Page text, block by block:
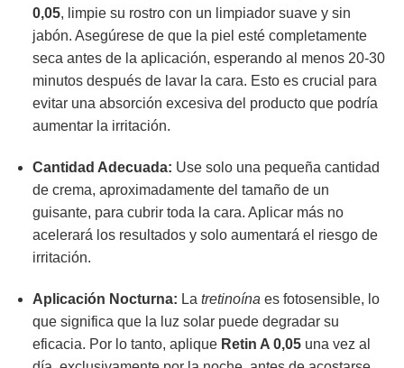
0,05, limpie su rostro con un limpiador suave y sin
jabón. Asegúrese de que la piel esté completamente
seca antes de la aplicación, esperando al menos 20-30
minutos después de lavar la cara. Esto es crucial para
evitar una absorción excesiva del producto que podría
aumentar la irritación.
Cantidad Adecuada: Use solo una pequeña cantidad
de crema, aproximadamente del tamaño de un
guisante, para cubrir toda la cara. Aplicar más no
acelerará los resultados y solo aumentará el riesgo de
irritación.
Aplicación Nocturna: La tretinoína es fotosensible, lo
que significa que la luz solar puede degradar su
eficacia. Por lo tanto, aplique Retin A 0,05una vez al